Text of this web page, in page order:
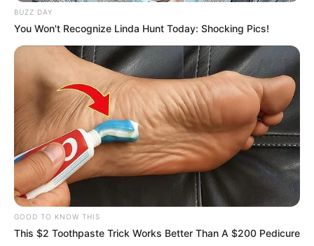
BUZZ DAY
You Won't Recognize Linda Hunt Today: Shocking Pics!
GOOD TO KNOW THIS
This $2 Toothpaste Trick Works Better Than A $200 Pedicure